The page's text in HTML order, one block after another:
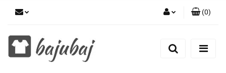
Zarejestruj się
(0)